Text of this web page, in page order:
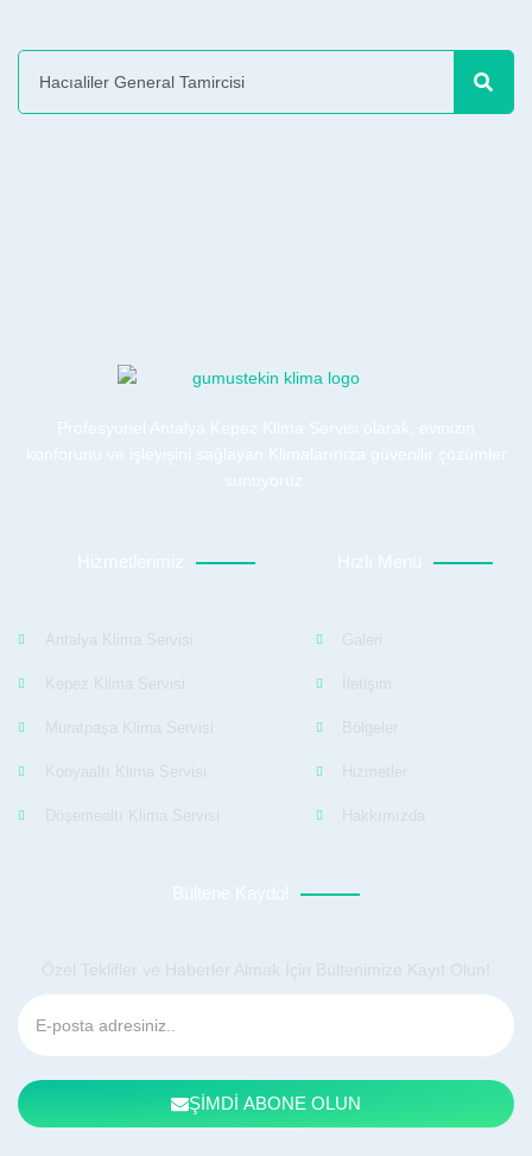
Profesyonel Antalya Kepez Klima Servisi olarak, evinizin
konforunu ve işleyişini sağlayan Klimalarınıza güvenilir çözümler
sunuyoruz.
Hizmetlerimiz
Antalya Klima Servisi
Kepez Klima Servisi
Muratpaşa Klima Servisi
Konyaaltı Klima Servisi
Döşemealtı Klima Servisi
Hızlı Menü
Galeri
İletişim
Bölgeler
Hizmetler
Hakkımızda
Bültene Kaydol
Özel Teklifler ve Haberler Almak İçin Bültenimize Kayıt Olun!
ŞİMDİ ABONE OLUN